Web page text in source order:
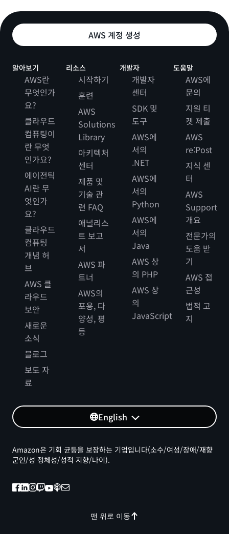
AWS 계정 생성
알아보기
AWS란
무엇인가
요?
클라우드
컴퓨팅이
란 무엇
인가요?
에이전틱
AI란 무
엇인가
요?
클라우드
컴퓨팅
개념 허
브
AWS 클
라우드
보안
새로운
소식
블로그
보도 자
료
리소스
시작하기
훈련
AWS
Solutions
Library
아키텍처
센터
제품 및
기술 관
련 FAQ
애널리스
트 보고
서
AWS 파
트너
AWS의
포용, 다
양성, 평
등
개발자
개발자
센터
SDK 및
도구
AWS에
서의
.NET
AWS에
서의
Python
AWS에
서의
Java
AWS 상
의 PHP
AWS 상
의
JavaScript
도움말
AWS에
문의
지원 티
켓 제출
AWS
re:Post
지식 센
터
AWS
Support
개요
전문가의
도움 받
기
AWS 접
근성
법적 고
지
English
맨 위로 이동
Amazon은 기회 균등을 보장하는 기업입니다(소수/여성/장애/재향
군인/성 정체성/성적 지향/나이).